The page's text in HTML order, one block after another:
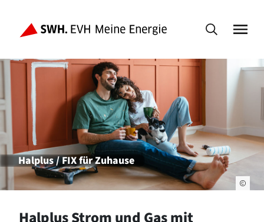
Halplus / FIX für Zuhause